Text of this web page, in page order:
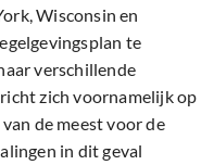
Wisconsin en
te
verschillende
zich voornamelijk op
van de meest voor de
in dit geval